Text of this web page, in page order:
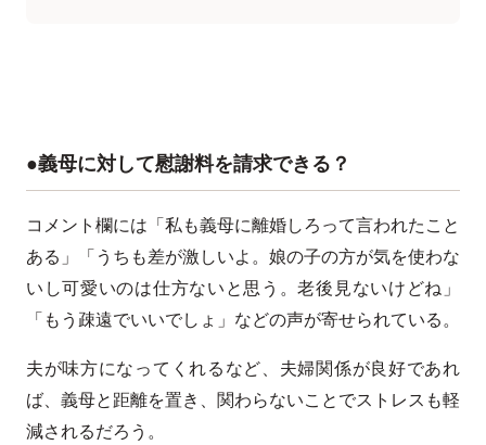
●義母に対して慰謝料を請求できる？
コメント欄には「私も義母に離婚しろって言われたこと
ある」「うちも差が激しいよ。娘の子の方が気を使わな
いし可愛いのは仕方ないと思う。老後見ないけどね」
「もう疎遠でいいでしょ」などの声が寄せられている。
夫が味方になってくれるなど、夫婦関係が良好であれ
ば、義母と距離を置き、関わらないことでストレスも軽
減されるだろう。